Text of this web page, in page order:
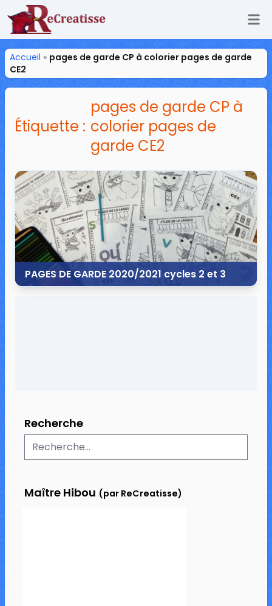
ReCreatisse
Accueil » pages de garde CP à colorier pages de garde
CE2
Étiquette :
pages de garde CP à
colorier pages de
garde CE2
PAGES DE GARDE 2020/2021 cycles 2 et 3
Recherche
Maître Hibou (par ReCreatisse)